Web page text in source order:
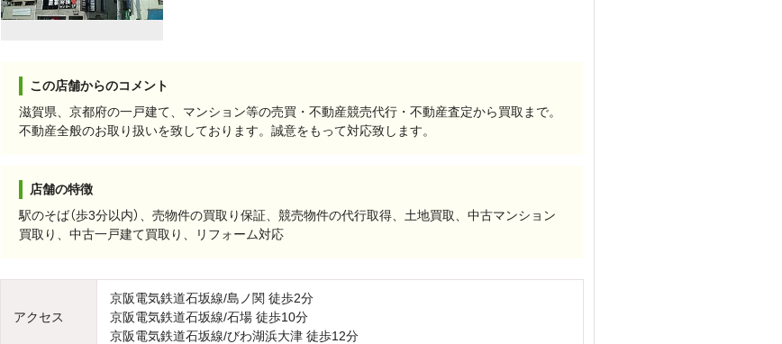
この店舗からのコメント
滋賀県、京都府の一戸建て、マンション等の売買・不動産競売代行・不動産査定から買取まで。
不動産全般のお取り扱いを致しております。誠意をもって対応致します。
店舗の特徴
駅のそば（歩3分以内）、売物件の買取り保証、競売物件の代行取得、土地買取、中古マンション
買取り、中古一戸建て買取り、リフォーム対応
アクセス
京阪電気鉄道石坂線/島ノ関 徒歩2分
京阪電気鉄道石坂線/石場 徒歩10分
京阪電気鉄道石坂線/びわ湖浜大津 徒歩12分